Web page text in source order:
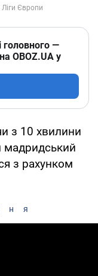
головного —
OBOZ.UA у
з 10 хвилини
мадридський
з рахунком